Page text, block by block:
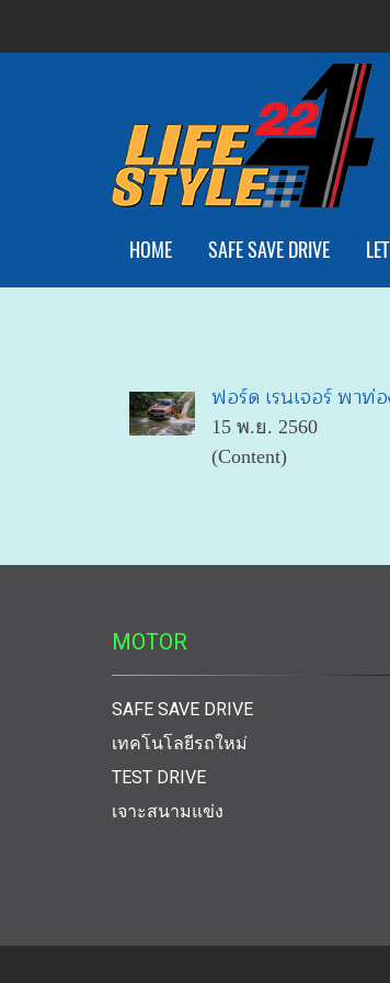
HOME SAFE SAVE DRIVE
ฟอร์ด เรนเจอร์ พาท่
15 พ.ย. 2560
(Content)
MOTOR
SAFE SAVE DRIVE
เทคโนโลยีรถใหม่
TEST DRIVE
เจาะสนามแข่ง